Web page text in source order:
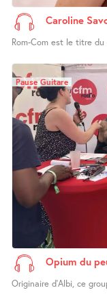
Caroline
Rom-Com est le titre
Pause Guitare
Opium du
Originaire d’Albi, ce